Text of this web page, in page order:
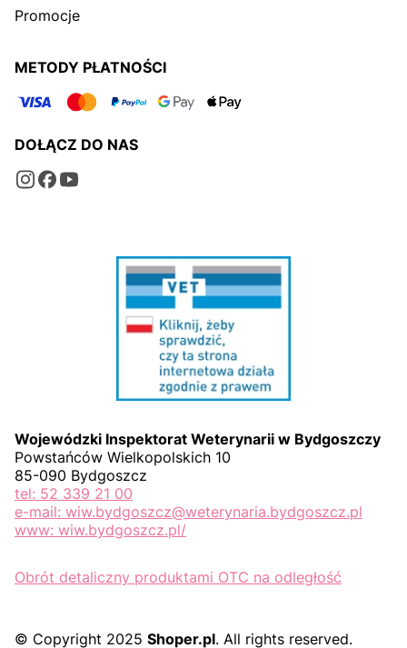
Promocje
METODY PŁATNOŚCI
DOŁĄCZ DO NAS
Wojewódzki Inspektorat Weterynarii w Bydgoszczy
Powstańców Wielkopolskich 10
85-090 Bydgoszcz
tel: 52 339 21 00
e-mail: wiw.bydgoszcz@weterynaria.bydgoszcz.pl
www: wiw.bydgoszcz.pl/
Obrót detaliczny produktami OTC na odległość
© Copyright 2025 Shoper.pl. All rights reserved.